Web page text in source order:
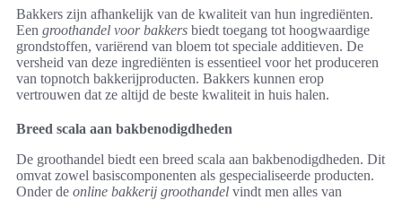
Bakkers zijn afhankelijk van de kwaliteit van hun ingrediënten.
Een groothandel voor bakkers biedt toegang tot hoogwaardige
grondstoffen, variërend van bloem tot speciale additieven. De
versheid van deze ingrediënten is essentieel voor het produceren
van topnotch bakkerijproducten. Bakkers kunnen erop
vertrouwen dat ze altijd de beste kwaliteit in huis halen.
Breed scala aan bakbenodigdheden
De groothandel biedt een breed scala aan bakbenodigdheden. Dit
omvat zowel basiscomponenten als gespecialiseerde producten.
Onder de online bakkerij groothandel vindt men alles van